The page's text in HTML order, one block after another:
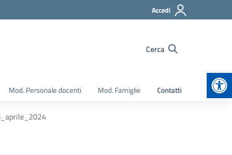
Accedi
Cerca
Mod. Personale docenti Mod. Famiglie Contatti